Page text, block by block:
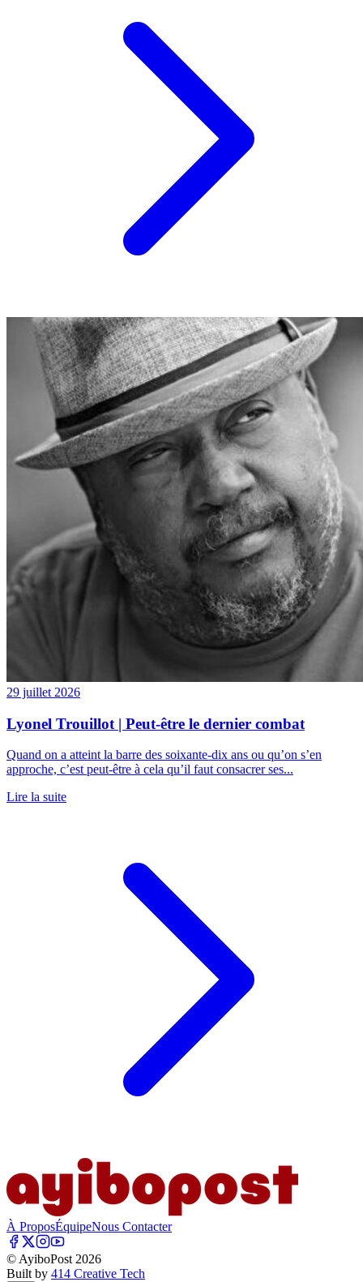
29 juillet 2026
Lyonel Trouillot | Peut-être le dernier combat
Quand on a atteint la barre des soixante-dix ans ou qu’on s’en
approche, c’est peut-être à cela qu’il faut consacrer ses...
Lire la suite
À ProposÉquipeNous Contacter
© AyiboPost 2026
Built by 414 Creative Tech